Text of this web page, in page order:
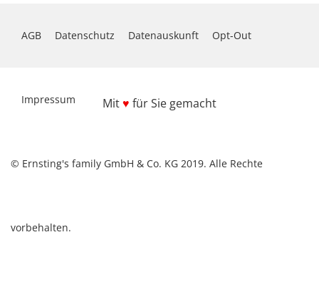
AGB Datenschutz Datenauskunft Opt-Out
Impressum
© Ernsting's family GmbH & Co. KG 2019. Alle Rechte
vorbehalten.
Mit♥ für Sie gemacht